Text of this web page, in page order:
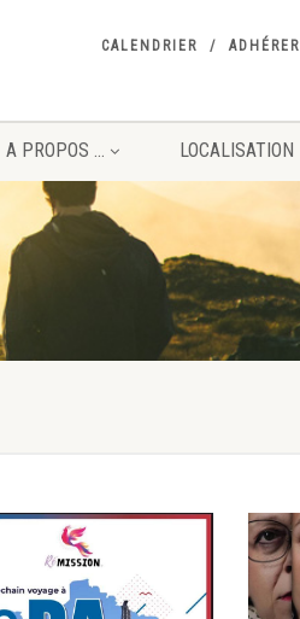
CALENDRIER ADHÉRER
A PROPOS … LOCALISATION